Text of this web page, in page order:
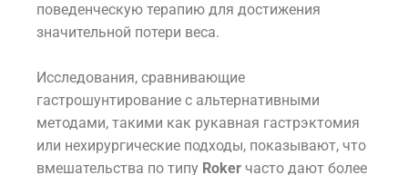
поведенческую терапию для достижения
значительной потери веса.
Исследования, сравнивающие
гастрошунтирование с альтернативными
методами, такими как рукавная гастрэктомия
или нехирургические подходы, показывают, что
вмешательства по типу Roker часто дают более